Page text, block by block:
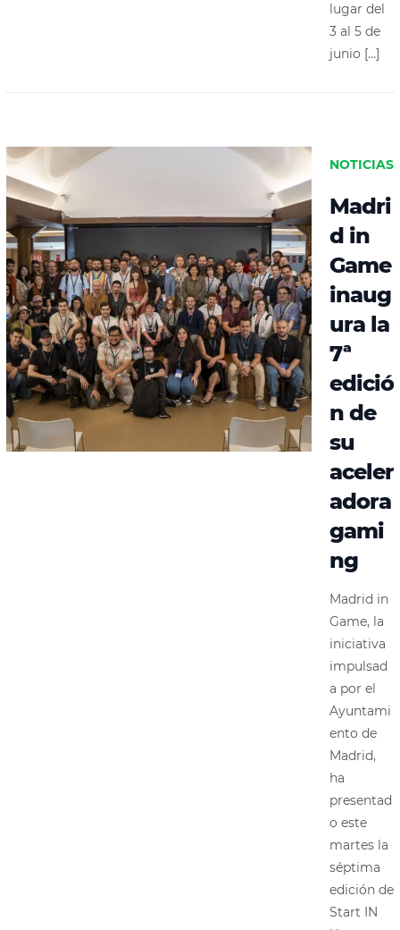
lugar del
3 al 5 de
junio […]
NOTICIAS
Madri
d in
Game
inaug
ura la
7ª
edició
n de
su
aceler
adora
gami
ng
Madrid in
Game, la
iniciativa
impulsad
a por el
Ayuntami
ento de
Madrid,
ha
presentad
o este
martes la
séptima
edición de
Start IN